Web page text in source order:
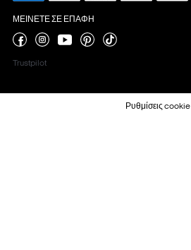
ΜΕΊΝΕΤΕ ΣΕ ΕΠΑΦΉ
Trustpilot
Ρυθμίσεις cookie